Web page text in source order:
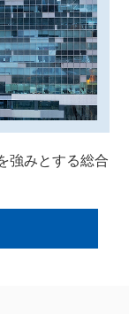
強みとする総合